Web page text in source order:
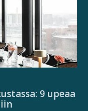
9 upeaa